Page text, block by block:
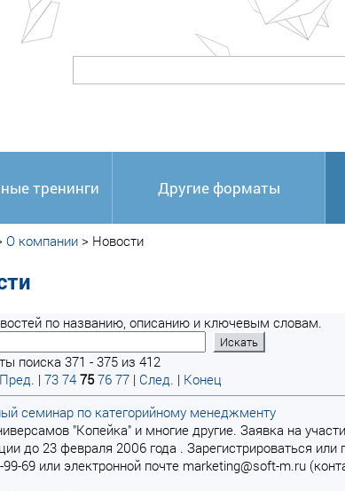
тренинги Другие форматы
О компании > Новости
по названию, описанию и ключевым словам.
поиска 371 - 375 из 412
Пред. | 73 74 75 76 77 | След. | Конец
семинар по категорийному менеджменту
"Копейка" и многие другие. Заявка на
до 23 февраля 2006 года . Зарегистрироваться
99-69 или электронной почте marketing@soft-m.ru